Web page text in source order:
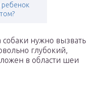
ребенок
собаки нужно вызвать
глубокий,
в области шеи